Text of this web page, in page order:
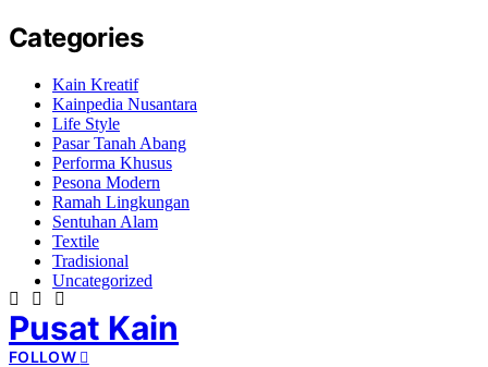
Categories
Kain Kreatif
Kainpedia Nusantara
Life Style
Pasar Tanah Abang
Performa Khusus
Pesona Modern
Ramah Lingkungan
Sentuhan Alam
Textile
Tradisional
Uncategorized
Pusat Kain
FOLLOW